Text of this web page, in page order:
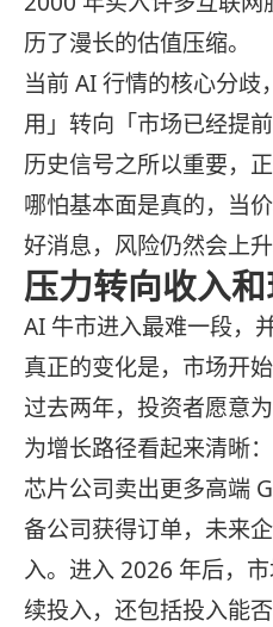
历了漫长的估值压缩。
当前 AI 行情的核心分歧
用」转向「市场已经提
历史信号之所以重要，
哪怕基本面是真的，当
好消息，风险仍然会上升
压力转向收入
AI 牛市进入最难一段，
真正的变化是，市场开
过去两年，投资者愿意
为增长路径看起来清晰
芯片公司卖出更多高端
备公司获得订单，未来
入。进入 2026 年后，
续投入，还包括投入能